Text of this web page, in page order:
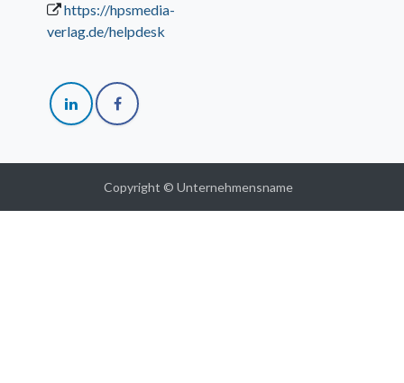
https://hpsmedia-
verlag.de/helpdesk
Copyright © Unternehmensname